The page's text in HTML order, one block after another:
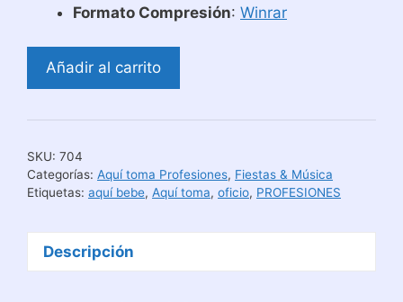
Formato Compresión: Winrar
Plantillas
Tazas
Toma
Mejor
Barista
Añadir al carrito
SKU: 704
Categorías: Aquí toma Profesiones, Fiestas & Música
Etiquetas: aquí bebe, Aquí toma, oficio, PROFESIONES
Descripción